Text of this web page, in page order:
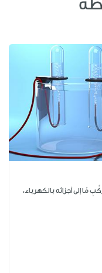
مّا إلى أجزائه بالكهرباء،